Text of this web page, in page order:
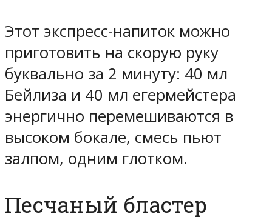
Этот экспресс-напиток можно
приготовить на скорую руку
буквально за 2 минуту: 40 мл
Бейлиза и 40 мл егермейстера
энергично перемешиваются в
высоком бокале, смесь пьют
залпом, одним глотком.
Песчаный бластер